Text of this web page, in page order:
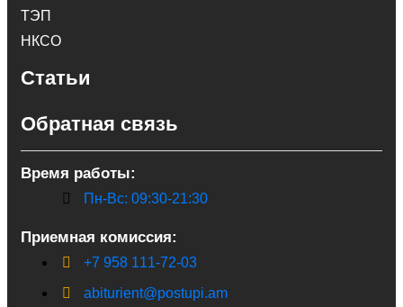
ТЭП
НКСО
Статьи
Обратная связь
Время работы:
Пн-Вс: 09:30-21:30
Приемная комиссия:
+7 958 111-72-03
abiturient@postupi.am